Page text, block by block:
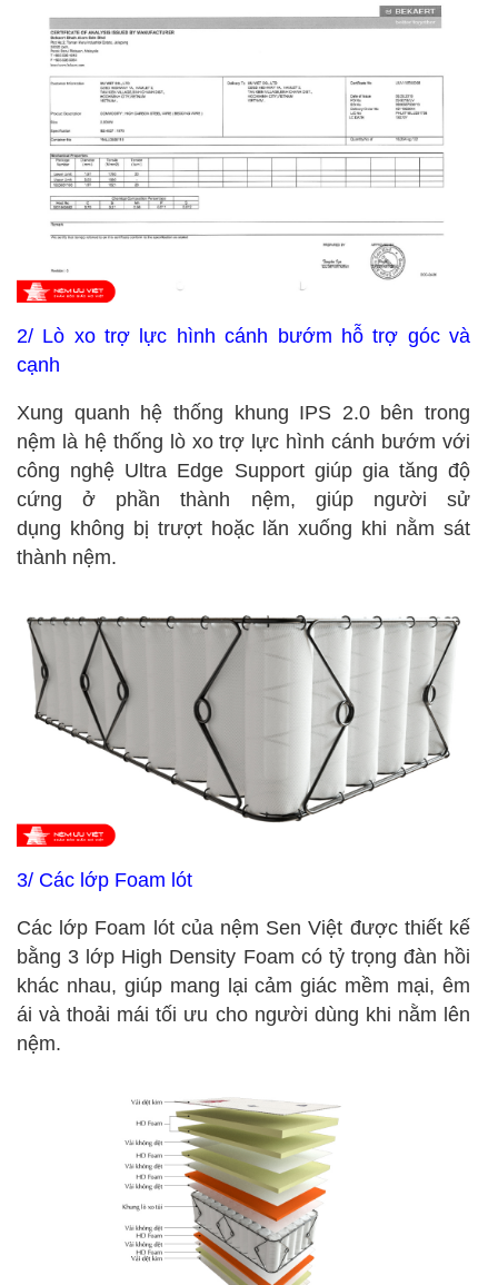
2/ Lò xo trợ lực hình cánh bướm hỗ trợ góc và
cạnh
Xung quanh hệ thống khung IPS 2.0 bên trong
nệm là hệ thống lò xo trợ lực hình cánh bướm với
công nghệ Ultra Edge Support giúp gia tăng độ
cứng ở phần thành nệm, giúp người sử
dụng không bị trượt hoặc lăn xuống khi nằm sát
thành nệm.
3/ Các lớp Foam lót
Các lớp Foam lót của nệm Sen Việt được thiết kế
bằng 3 lớp High Density Foam có tỷ trọng đàn hồi
khác nhau, giúp mang lại cảm giác mềm mại, êm
ái và thoải mái tối ưu cho người dùng khi nằm lên
nệm.